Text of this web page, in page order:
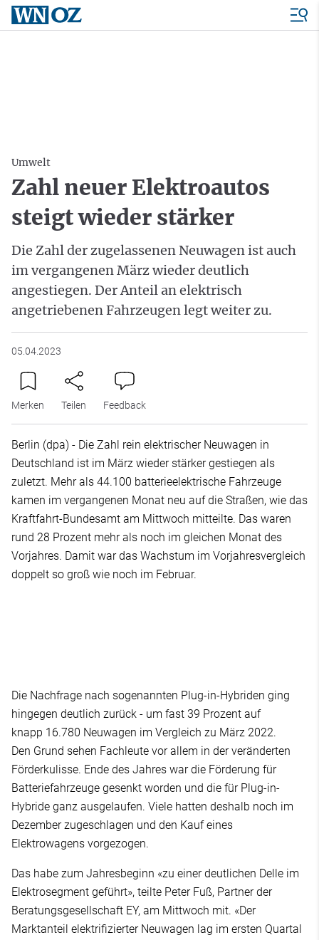
Umwelt
Zahl neuer Elektroautos
steigt wieder stärker
Die Zahl der zugelassenen Neuwagen ist auch
im vergangenen März wieder deutlich
angestiegen. Der Anteil an elektrisch
angetriebenen Fahrzeugen legt weiter zu.
05.04.2023
Merken Teilen Feedback
Berlin (dpa) - Die Zahl rein elektrischer Neuwagen in
Deutschland ist im März wieder stärker gestiegen als
zuletzt. Mehr als 44.100 batterieelektrische Fahrzeuge
kamen im vergangenen Monat neu auf die Straßen, wie das
Kraftfahrt-Bundesamt am Mittwoch mitteilte. Das waren
rund 28 Prozent mehr als noch im gleichen Monat des
Vorjahres. Damit war das Wachstum im Vorjahresvergleich
doppelt so groß wie noch im Februar.
Die Nachfrage nach sogenannten Plug-in-Hybriden ging
hingegen deutlich zurück - um fast 39 Prozent auf
knapp 16.780 Neuwagen im Vergleich zu März 2022.
Den Grund sehen Fachleute vor allem in der veränderten
Förderkulisse. Ende des Jahres war die Förderung für
Batteriefahrzeuge gesenkt worden und die für Plug-in-
Hybride ganz ausgelaufen. Viele hatten deshalb noch im
Dezember zugeschlagen und den Kauf eines
Elektrowagens vorgezogen.
Das habe zum Jahresbeginn «zu einer deutlichen Delle im
Elektrosegment geführt», teilte Peter Fuß, Partner der
Beratungsgesellschaft EY, am Mittwoch mit. «Der
Marktanteil elektrifizierter Neuwagen lag im ersten Quartal